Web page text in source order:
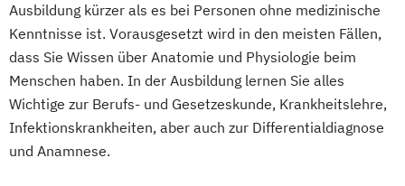
Ausbildung kürzer als es bei Personen ohne medizinische
Kenntnisse ist. Vorausgesetzt wird in den meisten Fällen,
dass Sie Wissen über Anatomie und Physiologie beim
Menschen haben. In der Ausbildung lernen Sie alles
Wichtige zur Berufs- und Gesetzeskunde, Krankheitslehre,
Infektionskrankheiten, aber auch zur Differentialdiagnose
und Anamnese.